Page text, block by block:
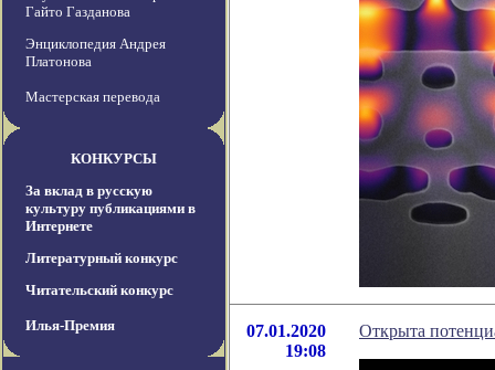
Гайто Газданова
Энциклопедия Андрея
Платонова
Мастерская перевода
КОНКУРСЫ
За вклад в русскую
культуру публикациями в
Интернете
Литературный конкурс
Читательский конкурс
Илья-Премия
07.01.2020
19:08
Открыта